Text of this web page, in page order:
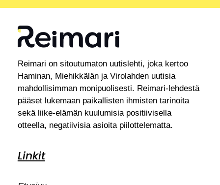
Reimari on sitoutumaton uutislehti, joka kertoo
Haminan, Miehikkälän ja Virolahden uutisia
mahdollisimman monipuolisesti. Reimari-lehdestä
pääset lukemaan paikallisten ihmisten tarinoita
sekä liike-elämän kuulumisia positiivisella
otteella, negatiivisia asioita piilottelematta.
Linkit